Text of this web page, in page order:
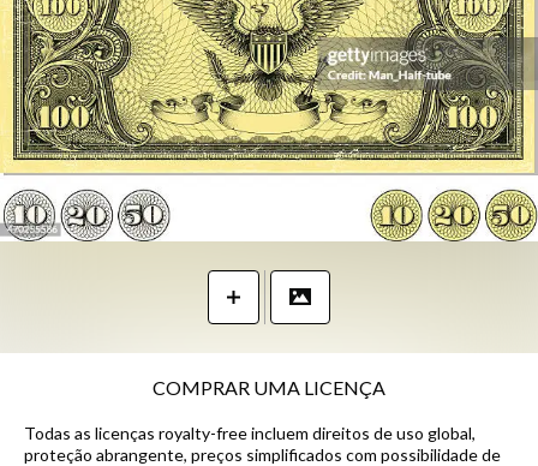
COMPRAR UMA LICENÇA
Todas as licenças royalty-free incluem direitos de uso global,
proteção abrangente, preços simplificados com possibilidade de